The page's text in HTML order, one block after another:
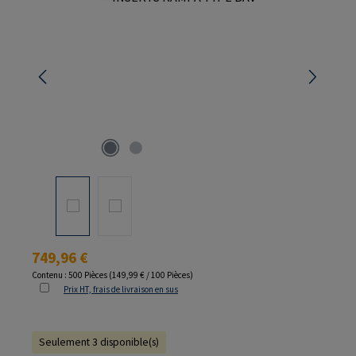
Prix régulier :
749,96 €
Contenu : 500 Pièces (149,99 € / 100 Pièces)
Prix HT, frais de livraison en sus
Seulement 3 disponible(s)